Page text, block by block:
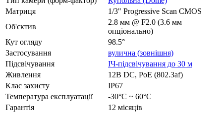
Матриця
1/3" Progressive Scan CMOS
Об'єктив
2.8 мм @ F2.0 (3.6 мм
опціонально)
Кут огляду
98.5°
Застосування
вулична (зовнішня)
Підсвічування
ІЧ-підсвічування до 30 м
Живлення
12В DC, РоЕ (802.3af)
Клас захисту
IP67
Температура експлуатації
-30°C ~ 60°C
Гарантія
12 місяців